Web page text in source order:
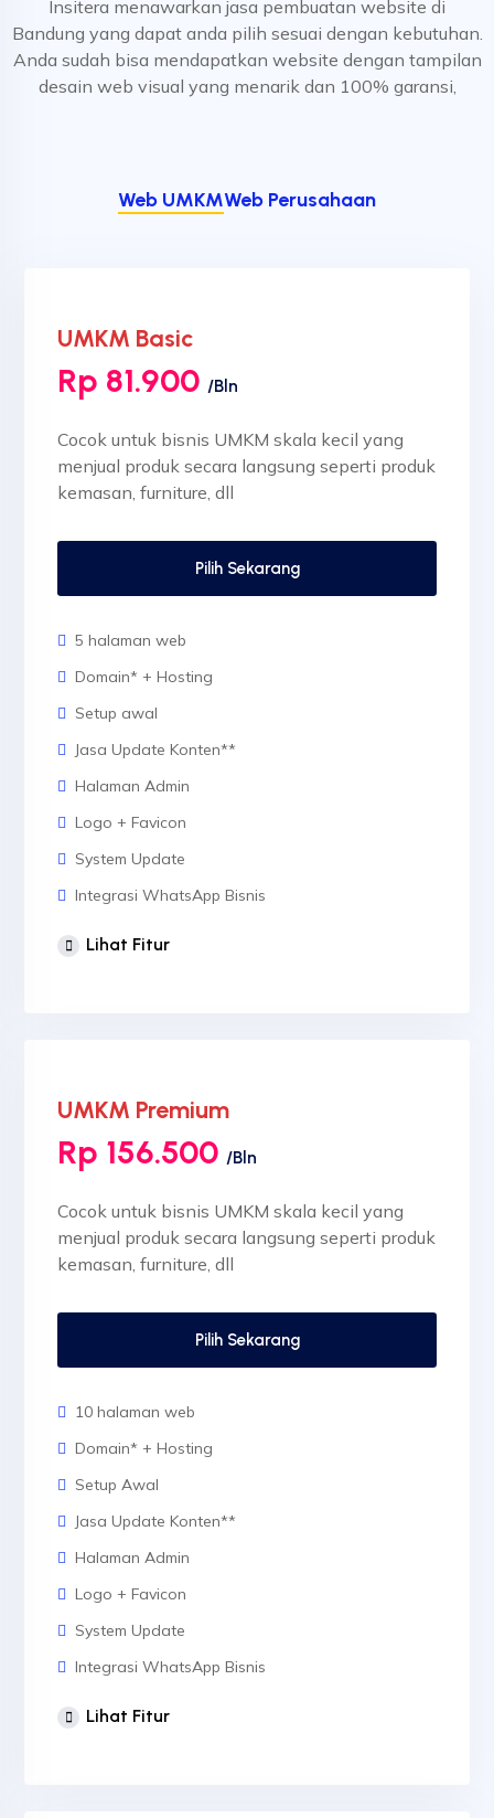
Insitera menawarkan jasa pembuatan website di
Bandung yang dapat anda pilih sesuai dengan kebutuhan.
Anda sudah bisa mendapatkan website dengan tampilan
desain web visual yang menarik dan 100% garansi,
Web UMKMWeb Perusahaan
UMKM Basic
Rp 81.900 /Bln
Cocok untuk bisnis UMKM skala kecil yang
menjual produk secara langsung seperti produk
kemasan, furniture, dll
Pilih Sekarang
5 halaman web
Domain* + Hosting
Setup awal
Jasa Update Konten**
Halaman Admin
Logo + Favicon
System Update
Integrasi WhatsApp Bisnis
Lihat Fitur
UMKM Premium
Rp 156.500 /Bln
Cocok untuk bisnis UMKM skala kecil yang
menjual produk secara langsung seperti produk
kemasan, furniture, dll
Pilih Sekarang
10 halaman web
Domain* + Hosting
Setup Awal
Jasa Update Konten**
Halaman Admin
Logo + Favicon
System Update
Integrasi WhatsApp Bisnis
Lihat Fitur